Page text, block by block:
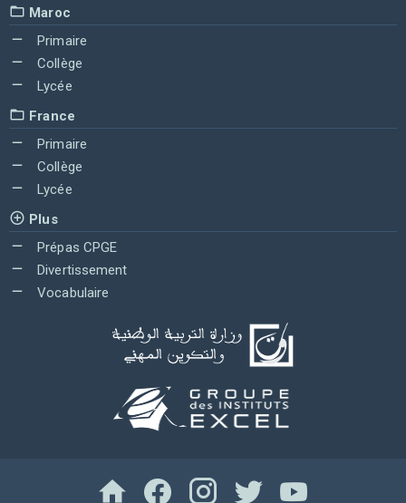
Maroc
Primaire
Collège
Lycée
France
Primaire
Collège
Lycée
Plus
Prépas CPGE
Divertissement
Vocabulaire